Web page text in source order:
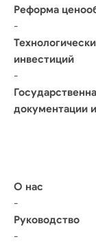
Реформа
-
инвестиций
-
документации
О нас
-
Руководство
-